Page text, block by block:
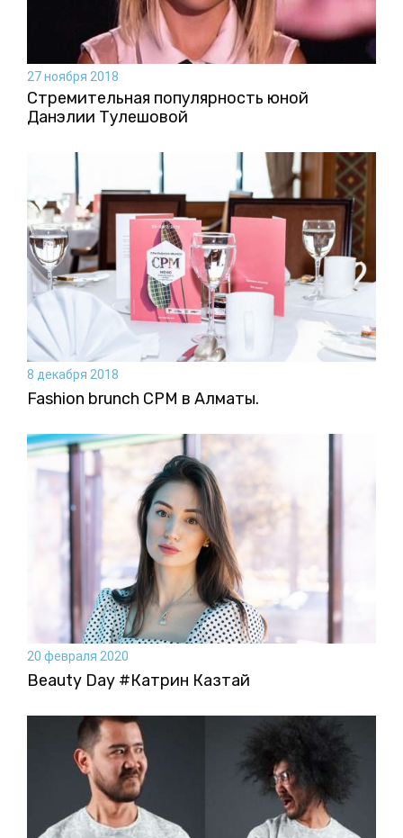
27 ноября 2018
Стремительная популярность юной
Данэлии Тулешовой
8 декабря 2018
Fashion brunch CPM в Алматы.
20 февраля 2020
Beauty Day #Катрин Казтай